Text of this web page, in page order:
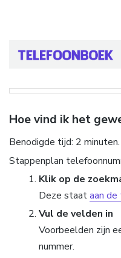
Hoe vind ik het
Benodigde tijd: 2 minuten.
Stappenplan
Klik op de
Deze staataan de
Vul de velden in
Voorbeelden zijn
nummer.